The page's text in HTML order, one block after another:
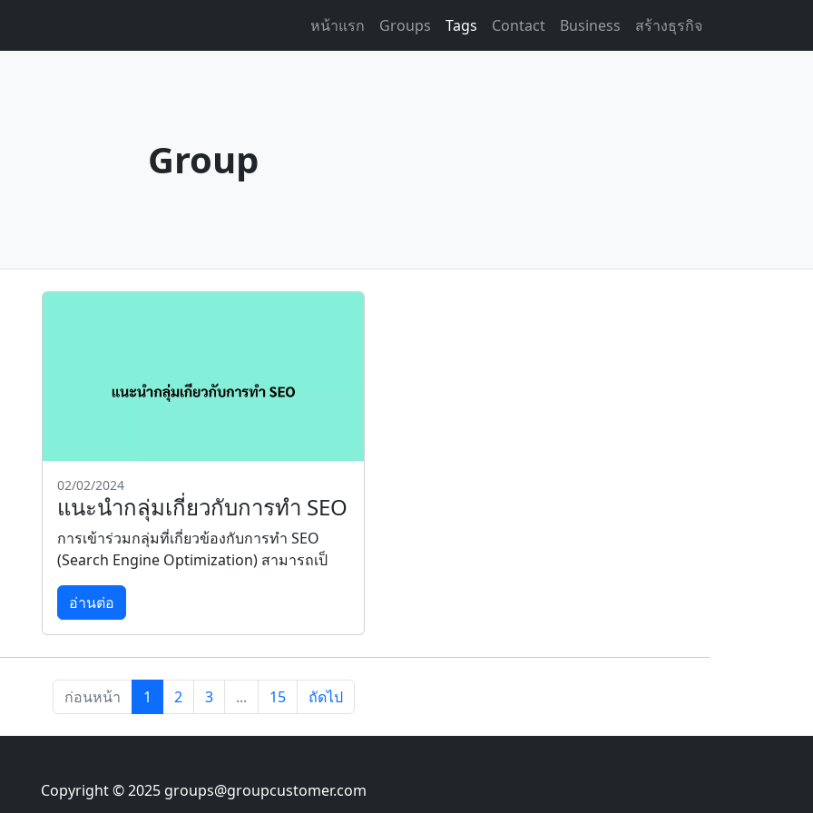
หน้าแรก Groups Tags Contact Business สร้างธุรกิจ
Group
02/02/2024
แนะนำกลุ่มเกี่ยวกับการทำ SEO
การเข้าร่วมกลุ่มที่เกี่ยวข้องกับการทำ SEO
(Search Engine Optimization) สามารถเป็
อ่านต่อ
ก่อนหน้า 1 2 3 ... 15 ถัดไป
Copyright © 2025 groups@groupcustomer.com